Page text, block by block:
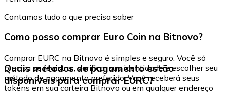
Contamos tudo o que precisa saber
Como posso comprar Euro Coin na Bitnovo?
Comprar EURC na Bitnovo é simples e seguro. Você só
precisa se registrar, verificar sua identidade e escolher seu
método de pagamento preferido. Você receberá seus
tokens em sua carteira Bitnovo ou em qualquer endereço
Quais métodos de pagamento estão
disponíveis para comprar EURC?